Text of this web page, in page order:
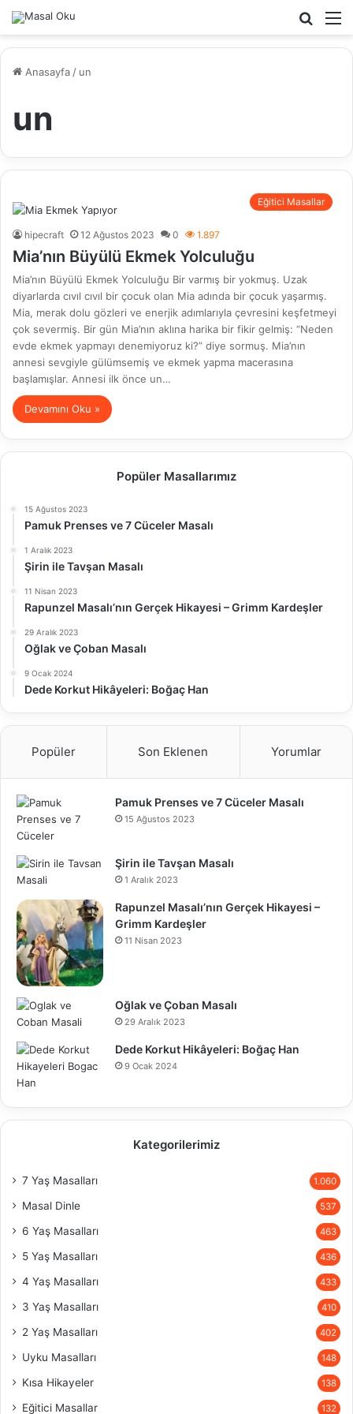
Arama
Anasayfa / un
un
Eğitici Masallar
hipecraft 12 Ağustos 2023 0 1.897
Mia’nın Büyülü Ekmek Yolculuğu
Mia’nın Büyülü Ekmek Yolculuğu Bir varmış bir yokmuş. Uzak
diyarlarda cıvıl cıvıl bir çocuk olan Mia adında bir çocuk yaşarmış.
Mia, merak dolu gözleri ve enerjik adımlarıyla çevresini keşfetmeyi
çok severmiş. Bir gün Mia’nın aklına harika bir fikir gelmiş: “Neden
evde ekmek yapmayı denemiyoruz ki?” diye sormuş. Mia’nın
annesi sevgiyle gülümsemiş ve ekmek yapma macerasına
başlamışlar. Annesi ilk önce un…
Devamını Oku »
Popüler Masallarımız
15 Ağustos 2023
Pamuk Prenses ve 7 Cüceler Masalı
1 Aralık 2023
Şirin ile Tavşan Masalı
11 Nisan 2023
Rapunzel Masalı’nın Gerçek Hikayesi – Grimm Kardeşler
29 Aralık 2023
Oğlak ve Çoban Masalı
9 Ocak 2024
Dede Korkut Hikâyeleri: Boğaç Han
Popüler Son Eklenen Yorumlar
Pamuk Prenses ve 7 Cüceler Masalı
15 Ağustos 2023
Şirin ile Tavşan Masalı
1 Aralık 2023
Rapunzel Masalı’nın Gerçek Hikayesi –
Grimm Kardeşler
11 Nisan 2023
Oğlak ve Çoban Masalı
29 Aralık 2023
Dede Korkut Hikâyeleri: Boğaç Han
9 Ocak 2024
Kategorilerimiz
7 Yaş Masalları 1.060
Masal Dinle 537
6 Yaş Masalları 463
5 Yaş Masalları 436
4 Yaş Masalları 433
3 Yaş Masalları 410
2 Yaş Masalları 402
Uyku Masalları 148
Kısa Hikayeler 138
Eğitici Masallar 132